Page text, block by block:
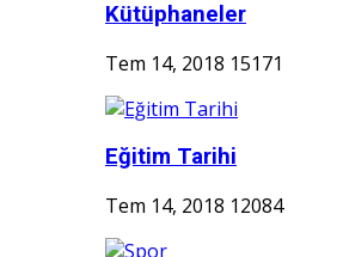
Kütüphaneler
Tem 14, 2018 15171
Eğitim Tarihi
Tem 14, 2018 12084